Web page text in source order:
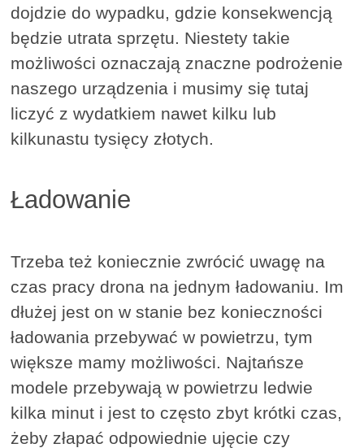
dojdzie do wypadku, gdzie konsekwencją
będzie utrata sprzętu. Niestety takie
możliwości oznaczają znaczne podrożenie
naszego urządzenia i musimy się tutaj
liczyć z wydatkiem nawet kilku lub
kilkunastu tysięcy złotych.
Ładowanie
Trzeba też koniecznie zwrócić uwagę na
czas pracy drona na jednym ładowaniu. Im
dłużej jest on w stanie bez konieczności
ładowania przebywać w powietrzu, tym
większe mamy możliwości. Najtańsze
modele przebywają w powietrzu ledwie
kilka minut i jest to często zbyt krótki czas,
żeby złapać odpowiednie ujęcie czy